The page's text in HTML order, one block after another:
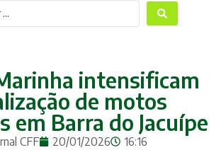
intensificam
de motos
em Barra do Jacuípe
CFF 20/01/2026 16:16